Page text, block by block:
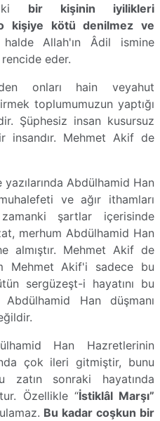
ki bir kişinin iyilikleri
kişiye kötü denilmez ve
Allah'ın Âdil ismine
eder.
onları hain veyahut
toplumumuzun yaptığı
Şüphesiz insan kusursuz
insandır. Mehmet Akif de
Abdülhamid Han
ve ağır ithamları
şartlar içerisinde
merhum Abdülhamid Han
almıştır. Mehmet Akif de
Mehmet Akif'i sadece bu
sergüzeşt-i hayatını bu
Han düşmanı
Han Hazretlerinin
çok ileri gitmiştir, bunu
sonraki hayatında
Özellikle “İstiklâl Marşı”
Bu kadar coşkun bir